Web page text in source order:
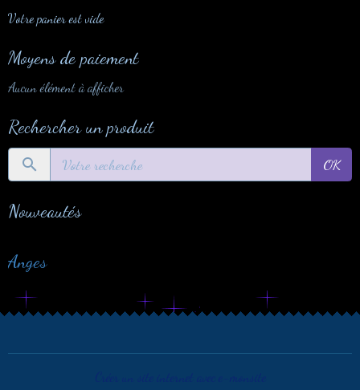
Votre panier est vide
Moyens de paiement
Aucun élément à afficher
Rechercher un produit
OK
Nouveautés
Anges